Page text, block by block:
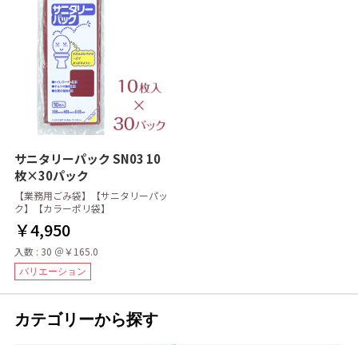
サニタリーパック SN03 10
枚×30パック
【業務用ごみ袋】【サニタリーパッ
ク】【カラーポリ袋】
￥4,950
入数 : 30 ＠￥165.0
バリエーション
カテゴリーから探す